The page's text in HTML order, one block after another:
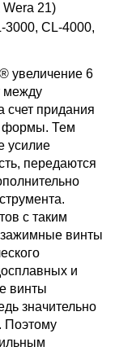
Wera 21)
3000, CL-4000,
увеличение 6
между
счет придания
формы. Тем
усилие
передаются
с таким
винты
и
винты
значительно
Поэтому